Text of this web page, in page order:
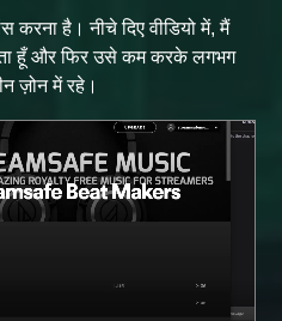
है। नीचे दिए वीडियो में, मैं
हूँ और फिर उसे कम करके लगभग
ज़ोन में रहे।